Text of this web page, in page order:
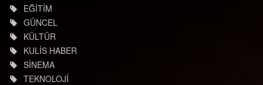
EĞİTİM
GÜNCEL
KÜLTÜR
KULİS HABER
SİNEMA
TEKNOLOJİ